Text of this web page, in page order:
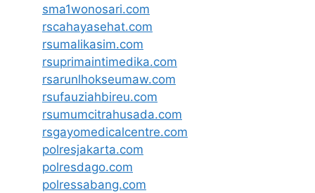
sma1wonosari.com
rscahayasehat.com
rsumalikasim.com
rsuprimaintimedika.com
rsarunlhokseumaw.com
rsufauziahbireu.com
rsumumcitrahusada.com
rsgayomedicalcentre.com
polresjakarta.com
polresdago.com
polressabang.com